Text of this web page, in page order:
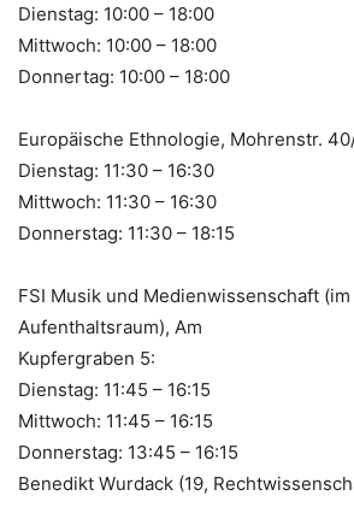
Dienstag: 10:00 – 18:00
Mittwoch: 10:00 – 18:00
Donnertag: 10:00 – 18:00
Europäische Ethnologie, Mohrenstr.
Dienstag: 11:30 – 16:30
Mittwoch: 11:30 – 16:30
Donnerstag: 11:30 – 18:15
FSI Musik und Medienwissenschaft
Aufenthaltsraum), Am
Kupfergraben 5:
Dienstag: 11:45 – 16:15
Mittwoch: 11:45 – 16:15
Donnerstag: 13:45 – 16:15
Benedikt Wurdack (19,